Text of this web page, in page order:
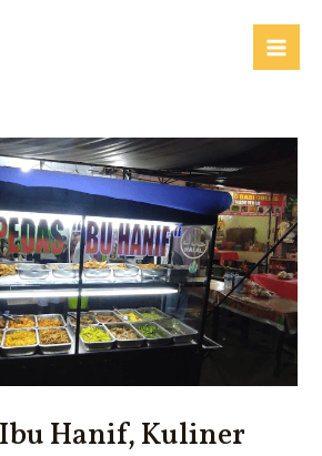
Ibu Hanif, Kuliner